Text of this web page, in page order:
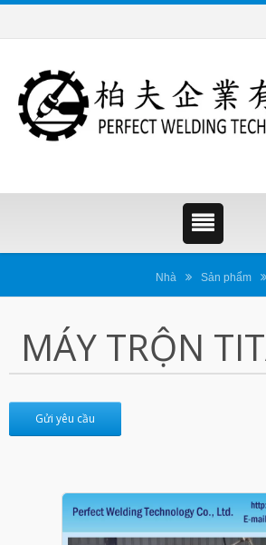
Nhà Sản phẩm
MÁY TRỘN
Gửi yêu cầu